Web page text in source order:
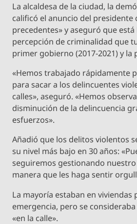
La alcaldesa de la ciudad, la
calificó el anuncio del
precedentes» y aseguró que está
percepción de criminalidad que
primer gobierno (2017-2021) y la
«Hemos trabajado rápidamente
para sacar a los delincuentes
calles», aseguró. «Hemos
disminución de la delincuencia
esfuerzos».
Añadió que los delitos violentos
su nivel más bajo en 30 años:
seguiremos gestionando
manera que les haga sentir
La mayoría estaban en
emergencia, pero se
«en la calle».